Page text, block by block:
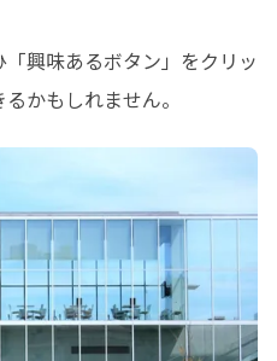
興味あるボタン」をクリッ
かもしれません。